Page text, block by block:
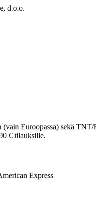
d.o.o.
Euroopassa) sekä TNT/
€ tilauksille.
Express